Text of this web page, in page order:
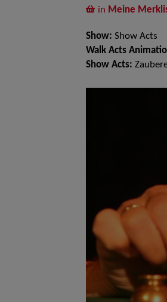
in Meine
Show: Show Acts
Walk Acts
Show Acts: